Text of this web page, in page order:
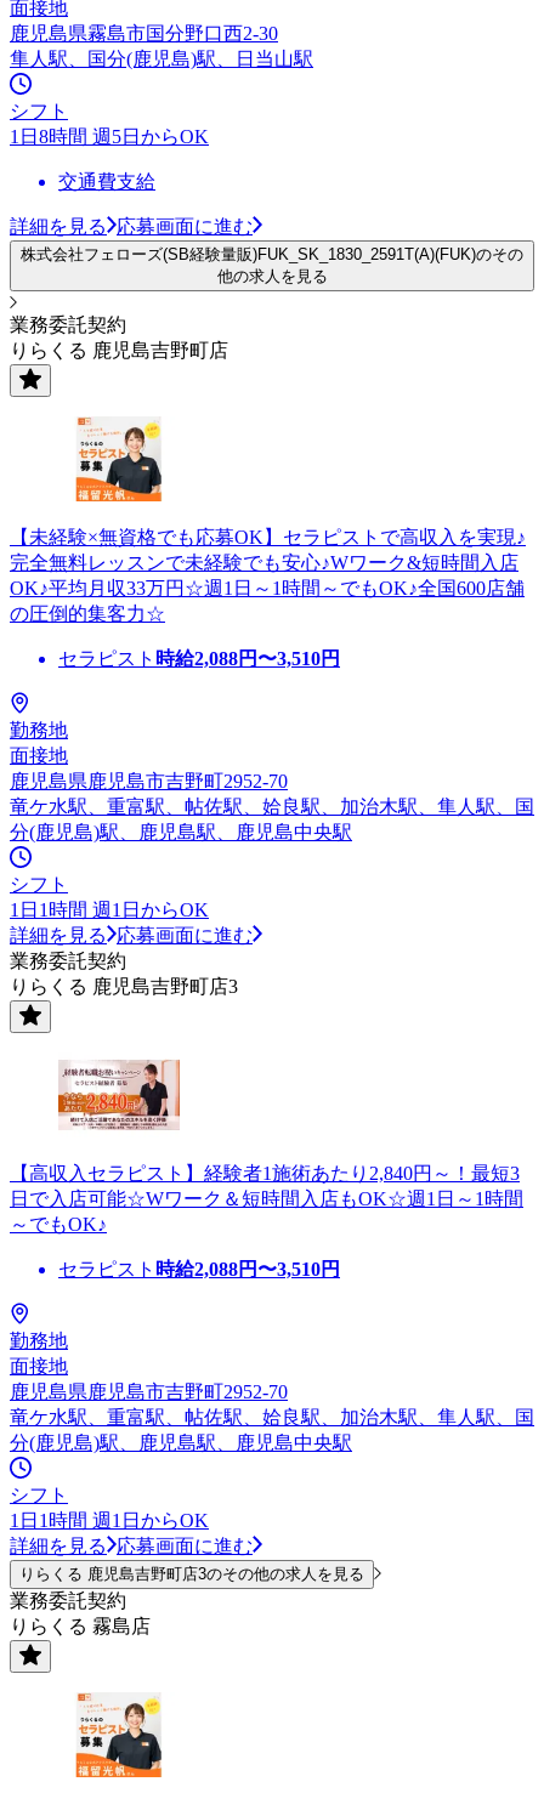
面接地
鹿児島県霧島市国分野口西2-30
隼人駅、国分(鹿児島)駅、日当山駅
シフト
1日8時間 週5日からOK
交通費支給
詳細を見る 応募画面に進む
株式会社フェローズ(SB経験量販)FUK_SK_1830_2591T(A)(FUK)のその
他の求人を見る
業務委託契約
りらくる 鹿児島吉野町店
【未経験×無資格でも応募OK】セラピストで高収入を実現♪
完全無料レッスンで未経験でも安心♪Wワーク&短時間入店
OK♪平均月収33万円☆週1日～1時間～でもOK♪全国600店舗
の圧倒的集客力☆
セラピスト 時給2,088円〜3,510円
勤務地
面接地
鹿児島県鹿児島市吉野町2952-70
竜ケ水駅、重富駅、帖佐駅、姶良駅、加治木駅、隼人駅、国
分(鹿児島)駅、鹿児島駅、鹿児島中央駅
シフト
1日1時間 週1日からOK
詳細を見る
応募画面に進む
業務委託契約
りらくる 鹿児島吉野町店3
【高収入セラピスト】経験者1施術あたり2,840円～！最短3
日で入店可能☆Wワーク＆短時間入店もOK☆週1日～1時間
～でもOK♪
セラピスト 時給2,088円〜3,510円
勤務地
面接地
鹿児島県鹿児島市吉野町2952-70
竜ケ水駅、重富駅、帖佐駅、姶良駅、加治木駅、隼人駅、国
分(鹿児島)駅、鹿児島駅、鹿児島中央駅
シフト
1日1時間 週1日からOK
詳細を見る
応募画面に進む
りらくる 鹿児島吉野町店3のその他の求人を見る
業務委託契約
りらくる 霧島店